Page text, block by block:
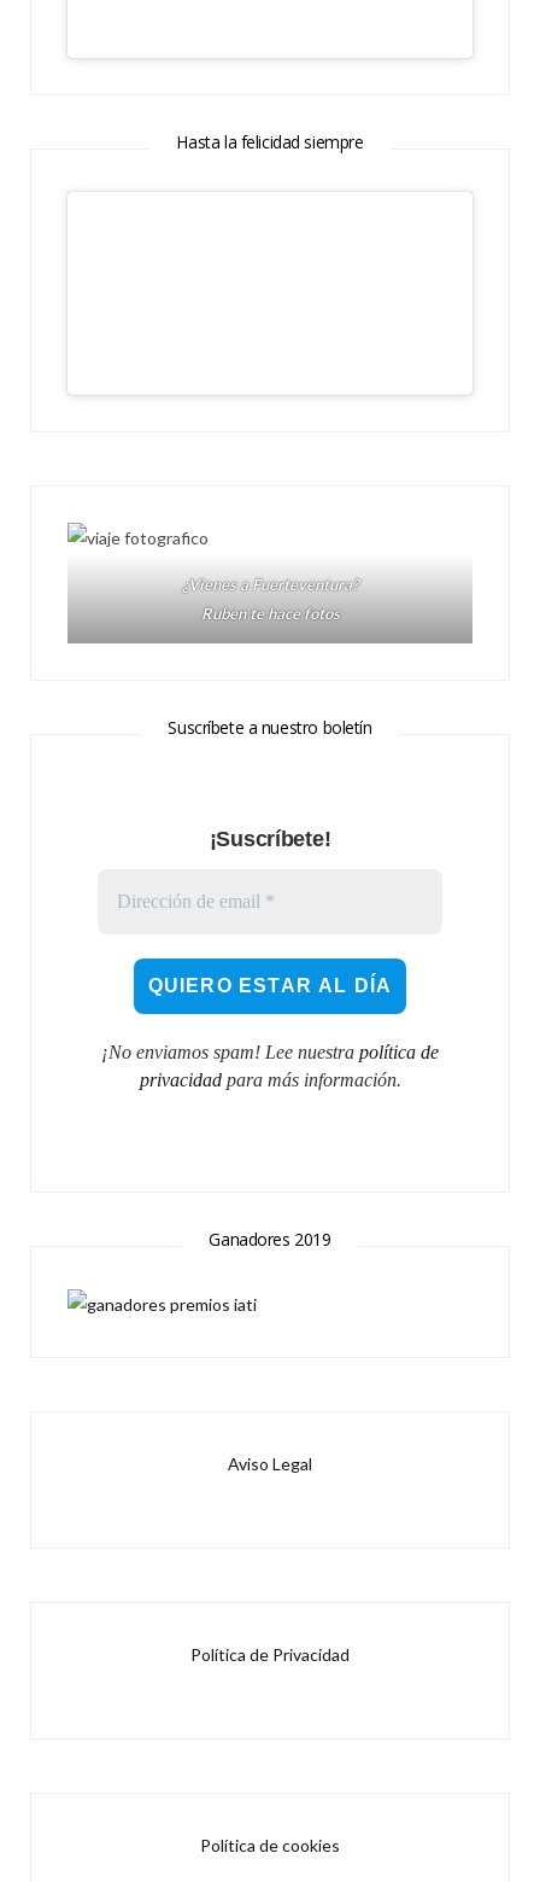
Hasta la felicidad siempre
¿Vienes a Fuerteventura?
Ruben te hace fotos
Suscríbete a nuestro boletín
¡Suscríbete!
¡No enviamos spam! Lee nuestra política de
privacidadpara más información.
Ganadores 2019
Aviso Legal
Política de Privacidad
Política de cookies